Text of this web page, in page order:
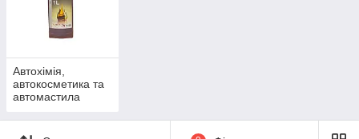
Автохімія,
автокосметика та
автомастила